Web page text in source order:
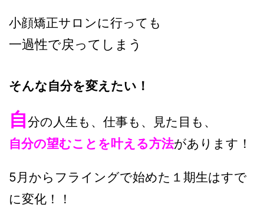
小顔矯正サロンに行っても
一過性で戻ってしまう
そんな自分を変えたい！
自分の人生も、仕事も、見た目も、
自分の望むことを叶える方法があります！
5月からフライングで始めた１期生はすで
に変化！！